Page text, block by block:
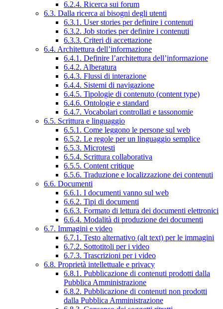
6.2.4. Ricerca sui forum
6.3. Dalla ricerca ai bisogni degli utenti
6.3.1. User stories per definire i contenuti
6.3.2. Job stories per definire i contenuti
6.3.3. Criteri di accettazione
6.4. Architettura dell’informazione
6.4.1. Definire l’architettura dell’informazione
6.4.2. Alberatura
6.4.3. Flussi di interazione
6.4.4. Sistemi di navigazione
6.4.5. Tipologie di contenuto (content type)
6.4.6. Ontologie e standard
6.4.7. Vocabolari controllati e tassonomie
6.5. Scrittura e linguaggio
6.5.1. Come leggono le persone sul web
6.5.2. Le regole per un linguaggio semplice
6.5.3. Microtesti
6.5.4. Scrittura collaborativa
6.5.5. Content critique
6.5.6. Traduzione e localizzazione dei contenuti
6.6. Documenti
6.6.1. I documenti vanno sul web
6.6.2. Tipi di documenti
6.6.3. Formato di lettura dei documenti elettronici
6.6.4. Modalità di produzione dei documenti
6.7. Immagini e video
6.7.1. Testo alternativo (alt text) per le immagini
6.7.2. Sottotitoli per i video
6.7.3. Trascrizioni per i video
6.8. Proprietà intellettuale e privacy
6.8.1. Pubblicazione di contenuti prodotti dalla
Pubblica Amministrazione
6.8.2. Pubblicazione di contenuti non prodotti
dalla Pubblica Amministrazione